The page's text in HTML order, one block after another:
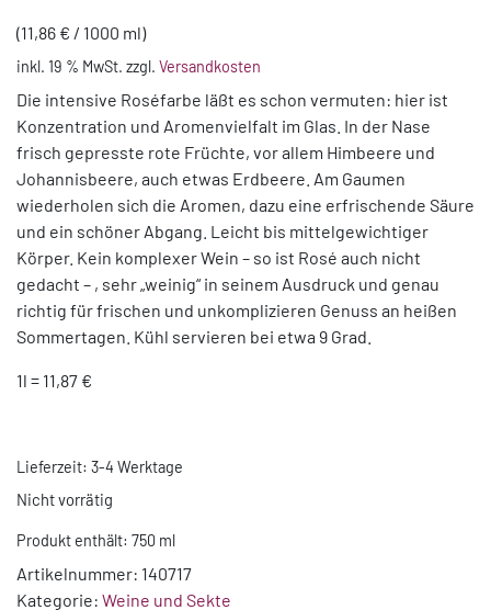
(11,86 € / 1000 ml)
inkl. 19 % MwSt. zzgl. Versandkosten
Die intensive Roséfarbe läßt es schon vermuten: hier ist
Konzentration und Aromenvielfalt im Glas. In der Nase
frisch gepresste rote Früchte, vor allem Himbeere und
Johannisbeere, auch etwas Erdbeere. Am Gaumen
wiederholen sich die Aromen, dazu eine erfrischende Säure
und ein schöner Abgang. Leicht bis mittelgewichtiger
Körper. Kein komplexer Wein – so ist Rosé auch nicht
gedacht – , sehr „weinig“ in seinem Ausdruck und genau
richtig für frischen und unkomplizieren Genuss an heißen
Sommertagen. Kühl servieren bei etwa 9 Grad.
1l = 11,87 €
Lieferzeit: 3-4 Werktage
Nicht vorrätig
Produkt enthält: 750 ml
Artikelnummer: 140717
Kategorie: Weine und Sekte